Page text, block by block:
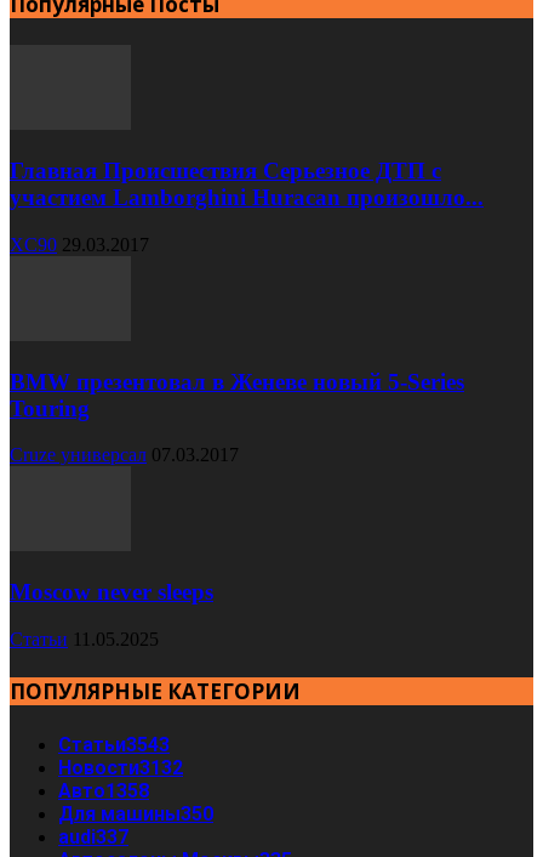
Главная Происшествия Серьезное ДТП с
участием Lamborghini Huracan произошло...
XC90 29.03.2017
BMW презентовал в Женеве новый 5-Series
Touring
Cruze универсал 07.03.2017
Moscow never sleeps
Статьи 11.05.2025
ПОПУЛЯРНЫЕ КАТЕГОРИИ
Статьи3543
Новости3132
Авто1358
Для машины350
audi337